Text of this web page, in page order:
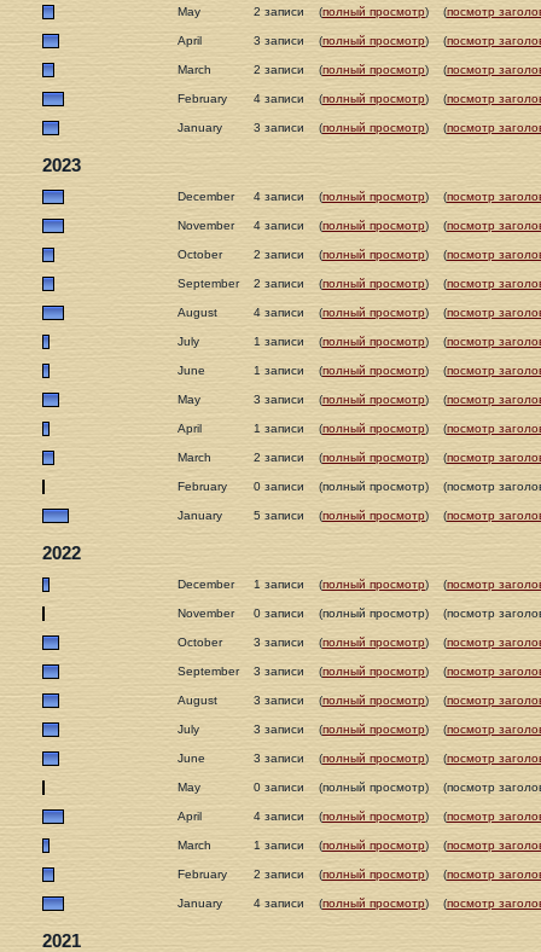
May 2 записи (полный просмотр) (посмотр
April 3 записи (полный просмотр) (посмотр
March 2 записи (полный просмотр) (посмотр
February 4 записи (полный просмотр) (посмотр
January 3 записи (полный просмотр) (посмотр
2023
December 4 записи (полный просмотр) (посмотр
November 4 записи (полный просмотр) (посмотр
October 2 записи (полный просмотр) (посмотр
September 2 записи (полный просмотр) (посмотр
August 4 записи (полный просмотр) (посмотр
July 1 записи (полный просмотр) (посмотр
June 1 записи (полный просмотр) (посмотр
May 3 записи (полный просмотр) (посмотр
April 1 записи (полный просмотр) (посмотр
March 2 записи (полный просмотр) (посмотр
February 0 записи (полный просмотр) (посмотр
January 5 записи (полный просмотр) (посмотр
2022
December 1 записи (полный просмотр) (посмотр
November 0 записи (полный просмотр) (посмотр
October 3 записи (полный просмотр) (посмотр
September 3 записи (полный просмотр) (посмотр
August 3 записи (полный просмотр) (посмотр
July 3 записи (полный просмотр) (посмотр
June 3 записи (полный просмотр) (посмотр
May 0 записи (полный просмотр) (посмотр
April 4 записи (полный просмотр) (посмотр
March 1 записи (полный просмотр) (посмотр
February 2 записи (полный просмотр) (посмотр
January 4 записи (полный просмотр) (посмотр
2021